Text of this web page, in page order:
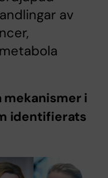
av
i
identifierats